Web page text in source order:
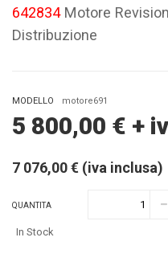
642834 Motore
Distribuzione
MODELLO motore691
5 800,00 € +
7 076,00 € (iva inclusa)
QUANTITA
In Stock